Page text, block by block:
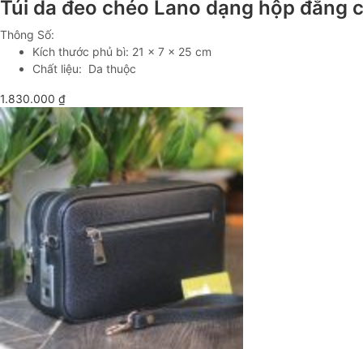
Túi da đeo chéo Lano dạng hộp đẳng
Thông Số:
Kích thước phủ bì: 21 x 7 x 25 cm
Chất liệu: Da thuộc
1.830.000 ₫